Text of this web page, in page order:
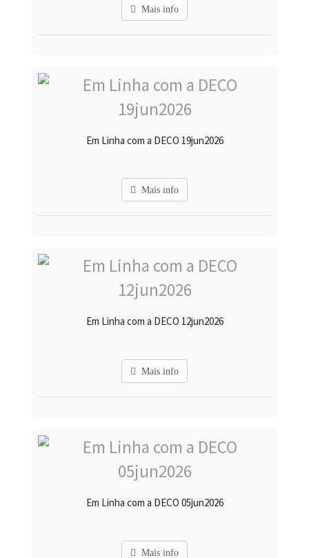
Mais info
Em Linha com a DECO 19jun2026
Mais info
Em Linha com a DECO 12jun2026
Mais info
Em Linha com a DECO 05jun2026
Mais info